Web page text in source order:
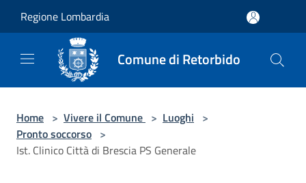
Regione Lombardia
Comune di Retorbido
Home > Vivere il Comune > Luoghi >
Pronto soccorso >
Ist. Clinico Città di Brescia PS Generale